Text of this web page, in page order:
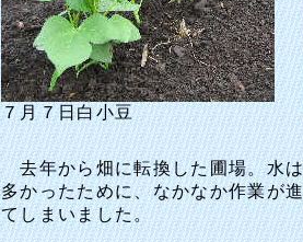
７月７日白小豆
去年から畑に転換した圃場。水
多かったために、なかなか作業が
てしまいました。